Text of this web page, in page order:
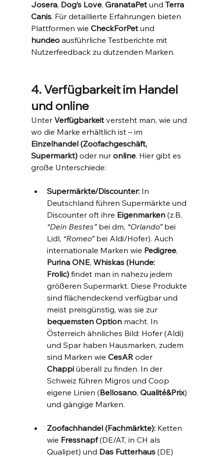
Josera, Dog’s Love, GranataPet und Terra
Canis. Für detaillierte Erfahrungen bieten
Plattformen wie CheckForPet und
hundeo ausführliche Testberichte mit
Nutzerfeedback zu dutzenden Marken.
4. Verfügbarkeit im Handel
und online
Unter Verfügbarkeit versteht man, wie und
wo die Marke erhältlich ist – im
Einzelhandel (Zoofachgeschäft,
Supermarkt) oder nur online. Hier gibt es
große Unterschiede:
Supermärkte/Discounter: In
Deutschland führen Supermärkte und
Discounter oft ihre Eigenmarken (z.B.
“Dein Bestes” bei dm, “Orlando” bei
Lidl, “Romeo” bei Aldi/Hofer). Auch
internationale Marken wie Pedigree,
Purina ONE, Whiskas (Hunde:
Frolic) findet man in nahezu jedem
größeren Supermarkt. Diese Produkte
sind flächendeckend verfügbar und
meist preisgünstig, was sie zur
bequemsten Option macht. In
Österreich ähnliches Bild: Hofer (Aldi)
und Spar haben Hausmarken, zudem
sind Marken wie CesAR oder
Chappi überall zu finden. In der
Schweiz führen Migros und Coop
eigene Linien (Bellosano, Qualité&Prix)
und gängige Marken.
Zoofachhandel (Fachmärkte): Ketten
wie Fressnapf (DE/AT, in CH als
Qualipet) und Das Futterhaus (DE)